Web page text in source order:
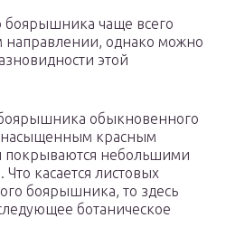
чаще всего
направлении, однако можно
этой
обыкновенного
красным
покрываются небольшими
касается листовых
боярышника, то здесь
ботаническое